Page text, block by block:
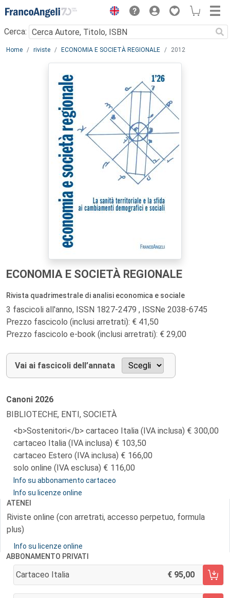
Menu
Cerca:
Main content
Home riviste ECONOMIA E SOCIETÀ REGIONALE 2012
ECONOMIA E SOCIETÀ REGIONALE
Rivista quadrimestrale di analisi economica e sociale
3 fascicoli all'anno, ISSN 1827-2479 , ISSNe 2038-6745
Prezzo fascicolo (inclusi arretrati): € 41,50
Prezzo fascicolo e-book (inclusi arretrati): € 29,00
Vai ai fascicoli dell’annata
Canoni 2026
BIBLIOTECHE, ENTI, SOCIETÀ
<b>Sostenitori</b> cartaceo Italia (IVA inclusa)
300,00
cartaceo Italia (IVA inclusa)
103,50
cartaceo Estero (IVA inclusa)
166,00
solo online (IVA esclusa)
116,00
Info su abbonamento cartaceo
Info su licenze online
ATENEI
Riviste online (con arretrati, accesso perpetuo, formula
plus)
Info su licenze online
ABBONAMENTO PRIVATI
Cartaceo Italia 95,00
AGGIUNGI AL CARRELLO